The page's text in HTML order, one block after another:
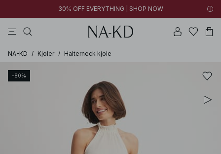
30% OFF EVERYTHING | SHOP NOW
NA-KD / Kjoler / Halterneck kjole
-80%